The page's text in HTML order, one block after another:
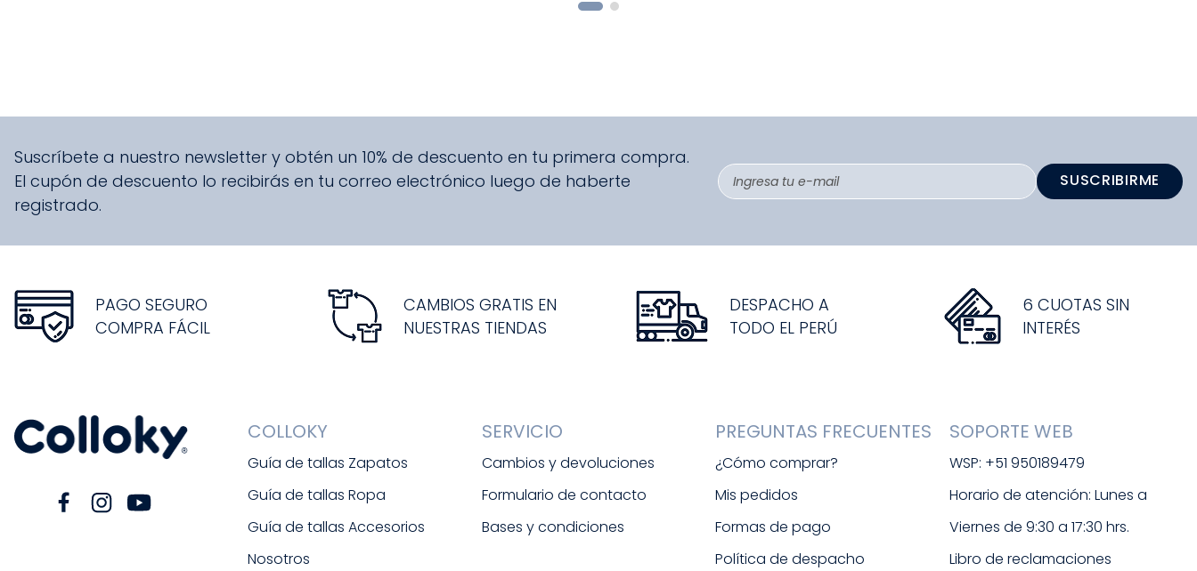
Suscríbete a nuestro newsletter y obtén un 10% de descuento en tu primera compra.
El cupón de descuento lo recibirás en tu correo electrónico luego de haberte
registrado.
SUSCRIBIRME
PAGO SEGURO
COMPRA FÁCIL
CAMBIOS GRATIS EN
NUESTRAS TIENDAS
DESPACHO A
TODO EL PERÚ
6 CUOTAS SIN
INTERÉS
COLLOKY
Guía de tallas Zapatos
Guía de tallas Ropa
Guía de tallas Accesorios
Nosotros
SERVICIO
Cambios y devoluciones
Formulario de contacto
Bases y condiciones
PREGUNTAS FRECUENTES
¿Cómo comprar?
Mis pedidos
Formas de pago
Política de despacho
SOPORTE WEB
WSP: +51 950189479
Horario de atención: Lunes a
Viernes de 9:30 a 17:30 hrs.
Libro de reclamaciones